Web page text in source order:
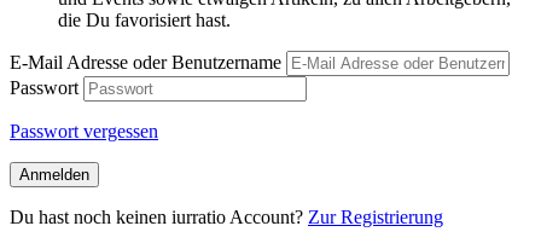
die Du favorisiert hast.
E-Mail Adresse oder Benutzername
Passwort
Passwort vergessen
Anmelden
Du hast noch keinen iurratio Account? Zur Registrierung